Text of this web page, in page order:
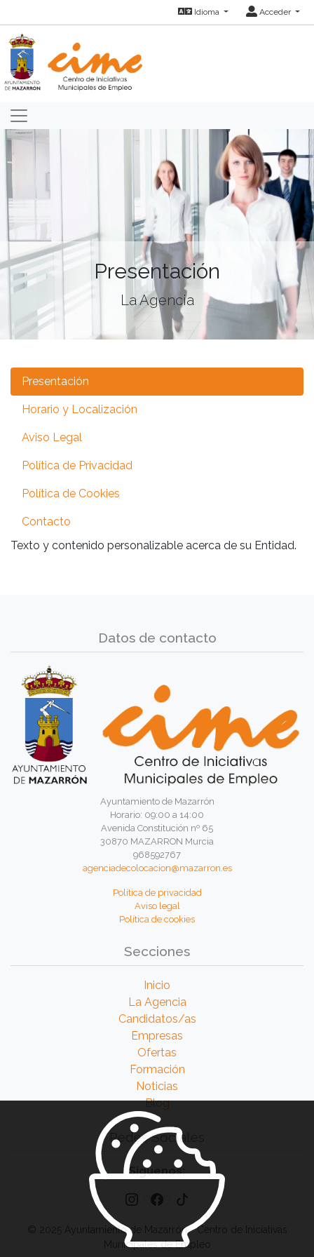
Idioma Acceder
Presentación
La Agencia
Presentación
Horario y Localización
Aviso Legal
Política de Privacidad
Política de Cookies
Contacto
Texto y contenido personalizable acerca de su Entidad.
Datos de contacto
Ayuntamiento de Mazarrón
Horario: 09:00 a 14:00
Avenida Constitución nº 65
30870 MAZARRON Murcia
968592767
agenciadecolocacion@mazarron.es
Política de privacidad
Aviso legal
Política de cookies
Secciones
Inicio
La Agencia
Candidatos/as
Empresas
Ofertas
Formación
Noticias
Blog
Redes Sociales
Síguenos:
© 2025 Ayuntamiento de Mazarrón - Centro de Iniciativas
Municipales de Empleo